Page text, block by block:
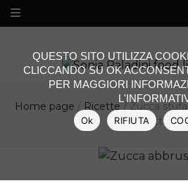
Home page / Ricette/ Zucca
latte
QUESTO SITO UTILIZZA
CLICCANDO SU OK
PER MAGGIORI
Ok RIFIUTA